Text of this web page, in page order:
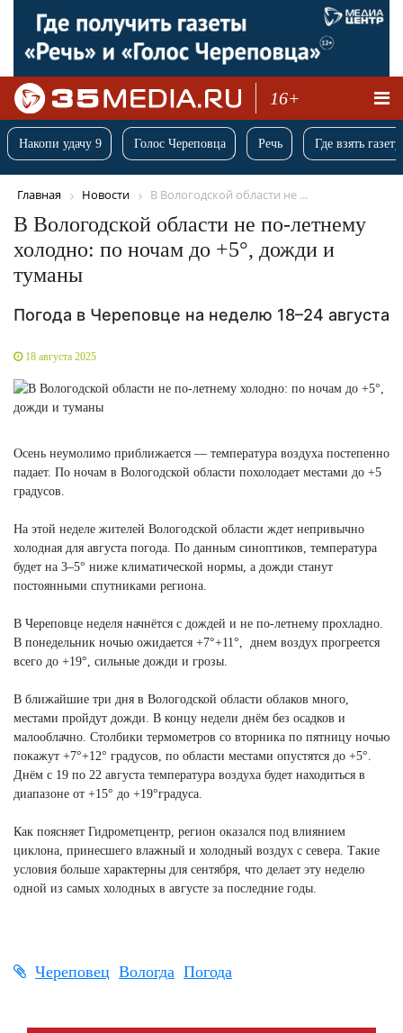
16+
Накопи удачу 9 Голос Череповца Речь Где взять
Главная Новости В Вологодской области не ...
В Вологодской области не по-летнему
холодно: по ночам до +5°, дожди и
туманы
Погода в Череповце на неделю 18–24 августа
18 августа 2025
Осень неумолимо приближается — температура воздуха постепенно
падает. По ночам в Вологодской области похолодает местами до +5
градусов.
На этой неделе жителей Вологодской области ждет непривычно
холодная для августа погода. По данным синоптиков, температура
будет на 3–5° ниже климатической нормы, а дожди станут
постоянными спутниками региона.
В Череповце неделя начнётся с дождей и не по-летнему прохладно.
В понедельник ночью ожидается +7°+11°, днем воздух прогреется
всего до +19°, сильные дожди и грозы.
В ближайшие три дня в Вологодской области облаков много,
местами пройдут дожди. В концу недели днём без осадков и
малооблачно. Столбики термометров со вторника по пятницу ночью
покажут +7°+12° градусов, по области местами опустятся до +5°.
Днём с 19 по 22 августа температура воздуха будет находиться в
диапазоне от +15° до +19°градуса.
Как поясняет Гидрометцентр, регион оказался под влиянием
циклона, принесшего влажный и холодный воздух с севера. Такие
условия больше характерны для сентября, что делает эту неделю
одной из самых холодных в августе за последние годы.
Череповец Вологда Погода